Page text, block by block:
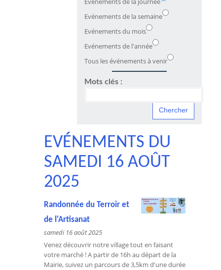
Evénements de la semaine
Evénements du mois
Evénements de l'année
Tous les événements à venir
Mots clés :
EVÉNEMENTS DU
SAMEDI 16 AOÛT
2025
Randonnée du Terroir et
de l'Artisanat
samedi 16 août 2025
Venez découvrir notre village tout en faisant
votre marché ! A partir de 16h au départ de la
Mairie, suivez un parcours de 3,5km d'une durée